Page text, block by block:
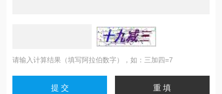
请输入计算结果（填写阿拉伯数字），如：三加四=7